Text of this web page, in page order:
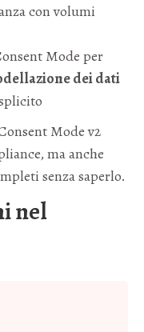
con volumi
Mode per
dei dati
Mode v2
ma anche
senza saperlo.
nel